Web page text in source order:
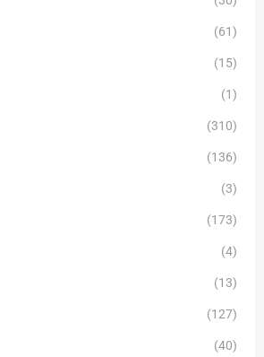
(61)
(15)
(1)
(310)
(136)
(3)
(173)
(4)
(13)
(127)
(40)